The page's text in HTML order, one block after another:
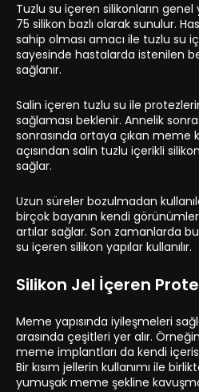
Tuzlu su içeren silikonların genel
75 silikon bazlı olarak sunulur.
sahip olması amacı ile tuzlu su
sayesinde hastalarda istenilen
sağlanır.
Salin içeren tuzlu su ile
sağlaması beklenir. Annelik
sonrasında ortaya çıkan meme
açısından salin tuzlu içerikli
sağlar.
Uzun süreler bozulmadan
birçok bayanın kendi
artılar sağlar. Son zamanlarda
su içeren silikon yapılar kullanılır.
Silikon Jel İçeren
Meme yapısında iyileşmeleri
arasında çeşitleri yer alır.
meme implantları da kendi
Bir kısım jellerin kullanımı ile
yumuşak meme şekline